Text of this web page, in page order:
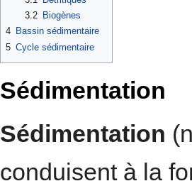
3.2
Biogènes
4 Bassin sédimentaire
5 Cycle sédimentaire
Sédimentation
Sédimentation
conduisent à la